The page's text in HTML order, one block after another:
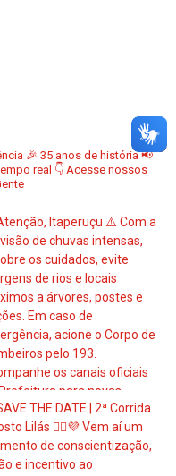
🎉 35 anos de história📢
real 👇 Acesse nossos